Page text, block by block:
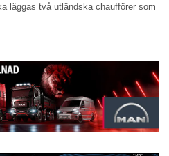
läggas två utländska chaufförer som